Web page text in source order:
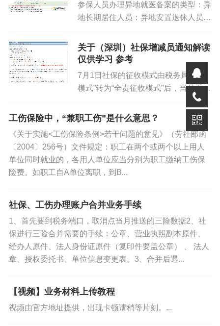
公示：审核通过后，在政府网站公示5天，没问题就进入下
市里汇总：市（州）级部门复核后，10月20日前报给省
里。
省里拨款：省财政年底前把钱拨给市、县财政。
发钱：第二年，钱到账后，市、县卫生健康部门通过**“惠
民惠农补贴平台”**发放补贴。
6. 钱怎么管理？
三方对账：财政、卫健、银行要定期核对资金流向，确保
钱发到位。
7. 监督和违规处理
补。
企业造假：如果企业虚报女职工产假情况骗补贴，会被追
参保人员办理异地就医备案的类型：异
地长期居住人员：异地安置退休人员：
老张，退休后回到户籍所在地哈尔滨定
居，并将户籍迁入哈尔滨，他就属于异
地安置退休人员。异地居住人员：...
关于（深圳）社保增减员通知解读
仅供学习 参考
7月1日社保的征收模式由税务局“代征
模式”转为“全责征收模式”后，当月无参
保截止日期，入职参保，离职停保，最
大的改变是当月离职员工由第一家单位
负责缴纳当月社保，税务系统将自动计
入本单位。如员工在第一家...
工伤保险中，“兼职工伤”是什么意思？
《关于实施<工伤保险条例>若干问题的意见》（劳社部函
〔2004〕256号）文件规定：职工在两个或两个以上用人
单位同时就业的，各用人单位应当分别为职工缴纳工伤保
险费。如职工自A单位离职，到B...
社保、工伤办理账户合并业务手续
1、首先要到税务端口，取消点当月推送的三险数据2、社
保进行三险合并需要的手续：公章、营业执照副本原件、
经办人原件、法人身份证原件（复印件要盖公章） 、 法人
章、授权委托书、单位信息变更表。3、合并后遇...
【视频】业务材料上传教程
视频由官方地址提供，出现卡顿请稍等片刻。...